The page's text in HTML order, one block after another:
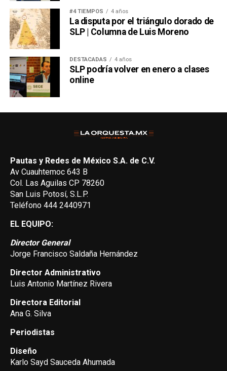
#4 TIEMPOS 4 años
La disputa por el triángulo dorado de
SLP | Columna de Luis Moreno
DESTACADAS 4 años
SLP podría volver en enero a clases
online
Pautas y Redes de México S.A. de C.V.
Av Cuauhtemoc 643 B
Col. Las Aguilas CP 78260
San Luis Potosí, S.L.P.
Teléfono 444 2440971
EL EQUIPO:
Director General
Jorge Francisco Saldaña Hernández
Director Administrativo
Luis Antonio Martínez Rivera
Directora Editorial
Ana G. Silva
Periodistas
Diseño
Karlo Sayd Sauceda Ahumada